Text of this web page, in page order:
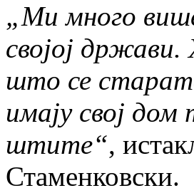
„Ми много
својој
што се
имају свој
штите“,
Стаменковски.